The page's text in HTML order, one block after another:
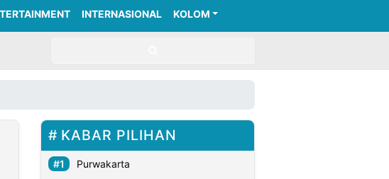
INTERNASIONAL KOLOM
KABAR PILIHAN
Purwakarta